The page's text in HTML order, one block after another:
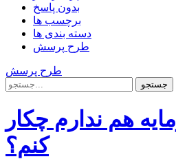
بدون پاسخ
برچسب ها
دسته بندی ها
طرح پرسش
طرح پرسش
هم ندارم چکار
کنم؟